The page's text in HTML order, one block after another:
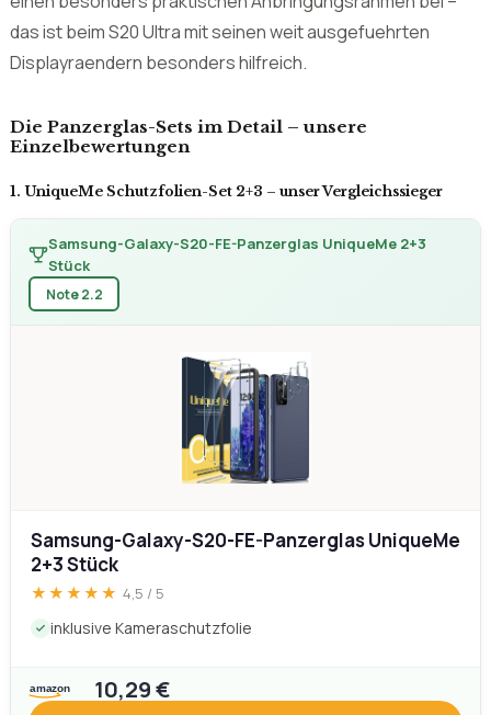
Bruchteil dessen, was Einzelpacks kosten.
Geheimtipp:DieWINCHEO 2+2 Stueck Variante
einen besonders praktischen Anbringungsrahmen bei –
das ist beim S20 Ultra mit seinen weit ausgefuehrten
Displayraendern besonders hilfreich.
Die Panzerglas-Sets im Detail – unsere
Einzelbewertungen
Samsung-Galaxy-S20-FE-Panzerglas UniqueMe 2+3
2+3 Stück